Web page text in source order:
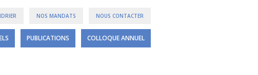
NOS MANDATS NOUS CONTACTER
PUBLICATIONS COLLOQUE ANNUEL